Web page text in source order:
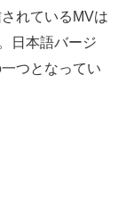
れているMVは
日本語バージ
つとなってい